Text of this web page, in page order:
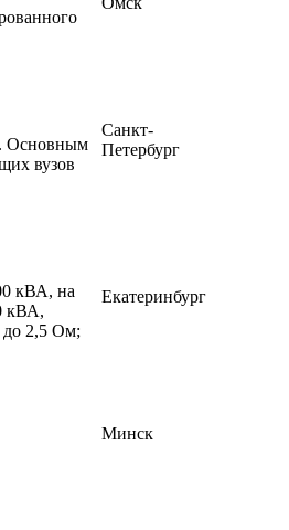
Основным
вузов
Санкт-
Петербург
кВА, на
кВА,
до 2,5 Ом;
Екатеринбург
Минск